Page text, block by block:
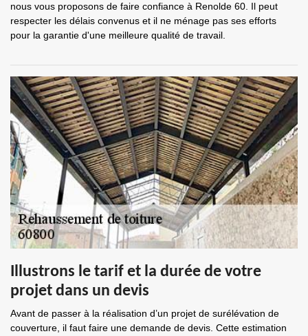
nous vous proposons de faire confiance à Renolde 60. Il peut
respecter les délais convenus et il ne ménage pas ses efforts
pour la garantie d'une meilleure qualité de travail.
Illustrons le tarif et la durée de votre
projet dans un devis
Avant de passer à la réalisation d’un projet de surélévation de
couverture, il faut faire une demande de devis. Cette estimation